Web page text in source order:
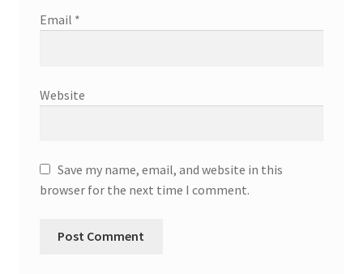
Email *
Website
Save my name, email, and website in this
browser for the next time I comment.